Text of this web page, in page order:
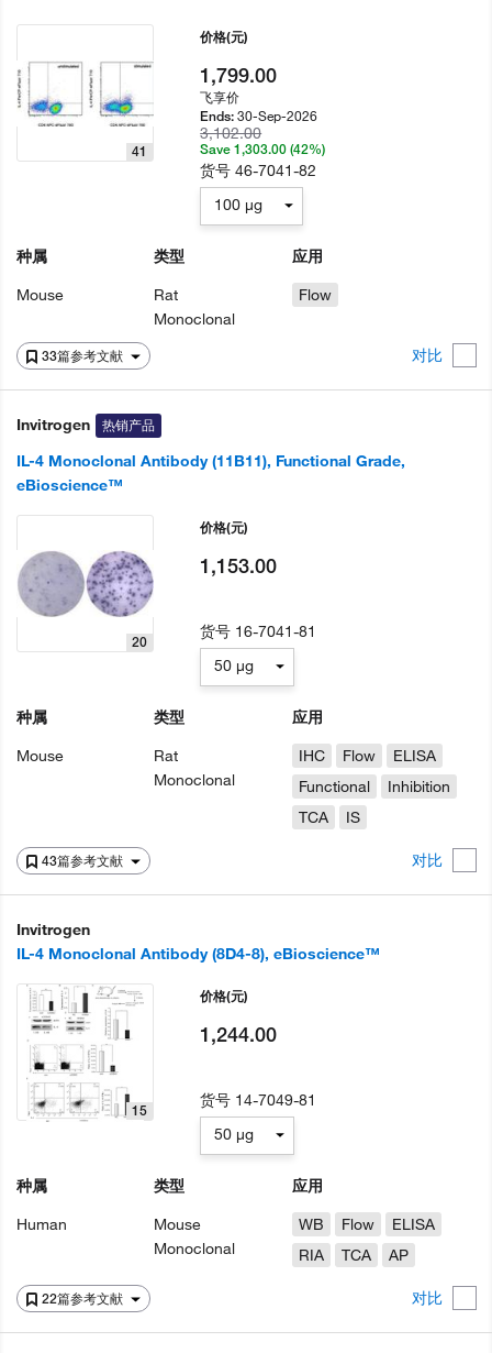
33篇参考文献 对比
41
种属
Mouse
类型
Rat
Monoclonal
应用
Flow
价格(元)
1,799.00
飞享价
Ends:30-Sep-2026
3,102.00
Save 1,303.00 (42%)
货号46-7041-82
100 µg
Invitrogen 热销产品
IL-4 Monoclonal Antibody (11B11), Functional Grade,
eBioscience™
43篇参考文献 对比
20
种属
Mouse
类型
Rat
Monoclonal
应用
IHC
Flow
ELISA
Functional
Inhibition
TCA
IS
价格(元)
1,153.00
货号 16-7041-81
50 µg
Invitrogen
IL-4 Monoclonal Antibody (8D4-8), eBioscience™
22篇参考文献 对比
15
种属
Human
类型
Mouse
Monoclonal
应用
WB
Flow
ELISA
RIA
TCA AP
价格(元)
1,244.00
货号 14-7049-81
50 µg